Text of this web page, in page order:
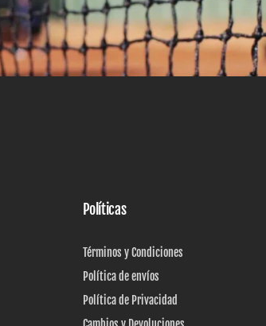
Políticas
Términos y Condiciones
Política de envíos
Política de Privacidad